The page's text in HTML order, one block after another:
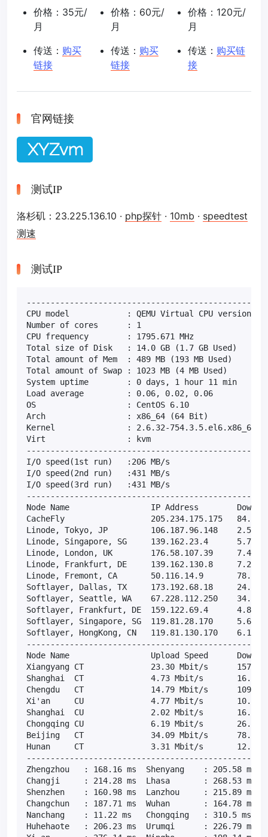
价格：35元/
月
传送： 购买
链接
价格：60元/
月
传送： 购买
链接
价格：120元/
月
传送： 购买链
接
官网链接
测试IP
洛杉矶：23.225.136.10 · php探针 · 10mb · speedtest
测速
测试IP
CPU model            : QEMU Virtual CPU version
Number of cores      : 1
CPU frequency        : 1795.671 MHz
Total size of Disk   : 14.0 GB (1.7 GB Used)
Total amount of Mem  : 489 MB (193 MB Used)
Total amount of Swap : 1023 MB (4 MB Used)
System uptime        : 0 days, 1 hour 11 min
Load average         : 0.06, 0.02, 0.06
OS                   : CentOS 6.10
Arch                 : x86_64 (64 Bit)
Kernel               : 2.6.32-754.3.5.el6.x86_64
Virt                 : kvm
I/O speed(1st run)   :206 MB/s
I/O speed(2nd run)   :431 MB/s
I/O speed(3rd run)   :431 MB/s
Node Name                 IP Address
CacheFly                  205.234.175.175
Linode, Tokyo, JP         106.187.96.148
Linode, Singapore, SG     139.162.23.4
Linode, London, UK        176.58.107.39
Linode, Frankfurt, DE     139.162.130.8
Linode, Fremont, CA       50.116.14.9
Softlayer, Dallas, TX     173.192.68.18
Softlayer, Seattle, WA    67.228.112.250
Softlayer, Frankfurt, DE  159.122.69.4
Softlayer, Singapore, SG  119.81.28.170
Softlayer, HongKong, CN   119.81.130.170
Node Name                 Upload Speed
Xiangyang CT              23.30 Mbit/s      157.06
Shanghai  CT              4.73 Mbit/s       16.68
Chengdu   CT              14.79 Mbit/s      109.76
Xi'an     CU              4.77 Mbit/s       10.33
Shanghai  CU              2.02 Mbit/s       16.55
Chongqing CU              6.19 Mbit/s       26.87
Beijing   CT              34.09 Mbit/s      78.85
Hunan     CT              3.31 Mbit/s       12.01
Zhengzhou   : 168.16 ms  Shenyang    : 205.58
Changji     : 214.28 ms  Lhasa       : 268.53 ms
Shenzhen    : 160.98 ms  Lanzhou     : 215.89
Changchun   : 187.71 ms  Wuhan       : 164.78 ms
Nanchang    : 11.22 ms   Chongqing   : 310.5 ms
Huhehaote   : 206.23 ms  Urumqi      : 226.79 ms